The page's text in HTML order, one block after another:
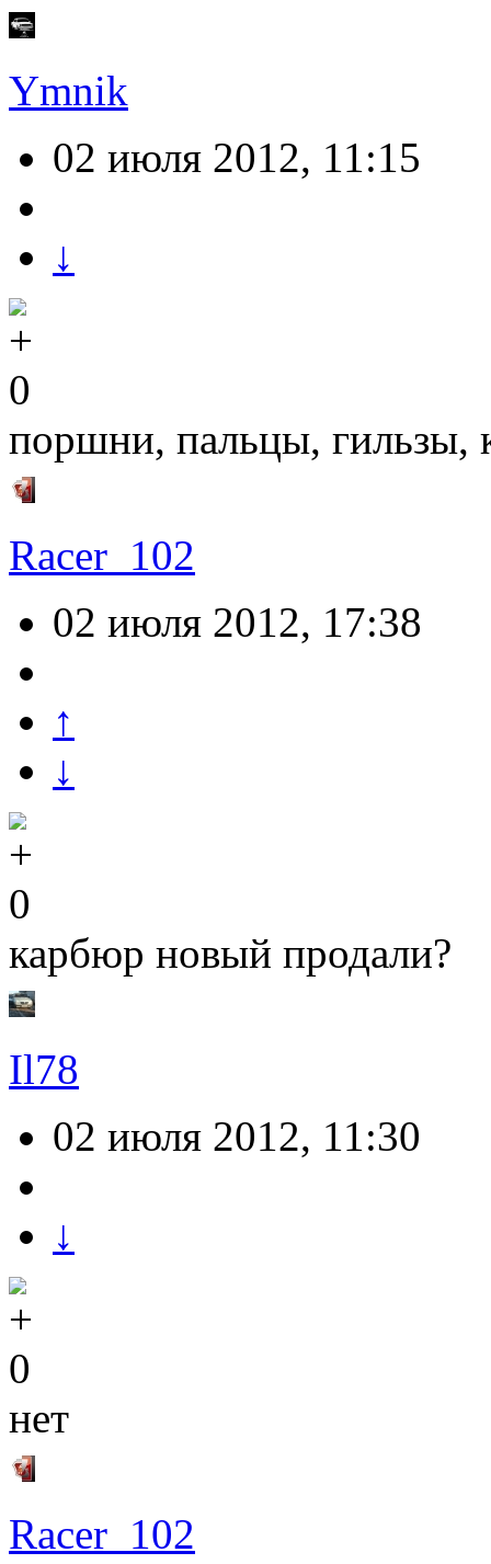
Ymnik
02 июля 2012, 11:15
↓
0
поршни, пальцы, гильзы,
Racer_102
02 июля 2012, 17:38
↑
↓
0
карбюр новый продали?
Il78
02 июля 2012, 11:30
↓
0
нет
Racer_102